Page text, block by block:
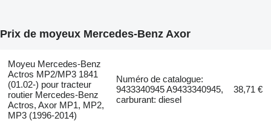
Prix de moyeux Mercedes-Benz Axor
Moyeu Mercedes-Benz
Actros MP2/MP3 1841
(01.02-) pour tracteur
routier Mercedes-Benz
Actros, Axor MP1, MP2,
MP3 (1996-2014)
Numéro de catalogue:
9433340945 A9433340945,
carburant: diesel
38,71 €